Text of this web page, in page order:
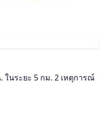
ในระยะ 5 กม. 2 เหตุการณ์